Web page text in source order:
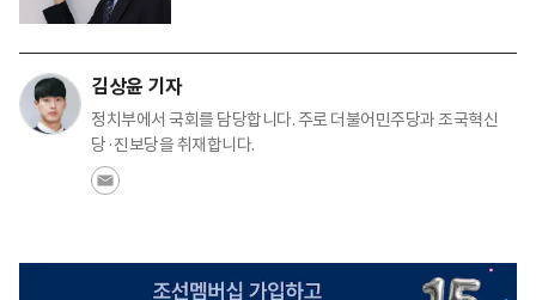
김상윤 기자
정치부에서 국회를 담당합니다. 주로 더불어민주당과 조국혁신
당·진보당을 취재합니다.